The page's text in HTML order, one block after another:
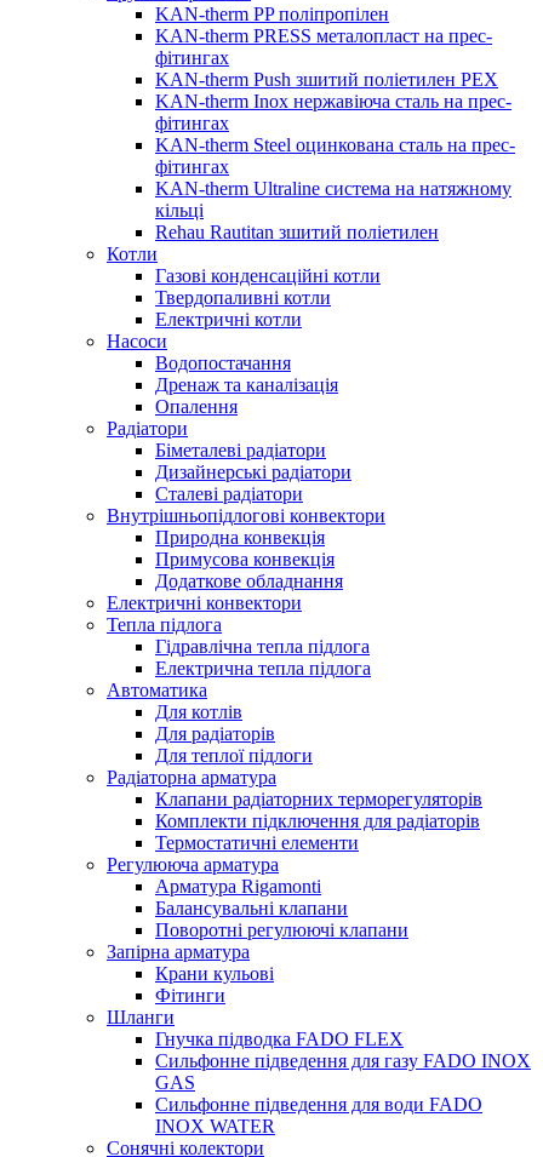
KAN-therm PP поліпропілен
KAN-therm PRESS металопласт на прес-
фітингах
KAN-therm Push зшитий поліетилен PEX
KAN-therm Inox нержавіюча сталь на прес-
фітингах
KAN-therm Steel оцинкована сталь на прес-
фітингах
KAN-therm Ultraline система на натяжному
кільці
Rehau Rautitan зшитий поліетилен
Котли
Газові конденсаційні котли
Твердопаливні котли
Електричні котли
Насоси
Водопостачання
Дренаж та каналізація
Опалення
Радіатори
Біметалеві радіатори
Дизайнерські радіатори
Сталеві радіатори
Внутрішньопідлогові конвектори
Природна конвекція
Примусова конвекція
Додаткове обладнання
Електричні конвектори
Тепла підлога
Гідравлічна тепла підлога
Електрична тепла підлога
Автоматика
Для котлів
Для радіаторів
Для теплої підлоги
Радіаторна арматура
Клапани радіаторних терморегуляторів
Комплекти підключення для радіаторів
Термостатичні елементи
Регулююча арматура
Арматура Rigamonti
Балансувальні клапани
Поворотні регулюючі клапани
Запірна арматура
Крани кульові
Фітинги
Шланги
Гнучка підводка FADO FLEX
Сильфонне підведення для газу FADO INOX
GAS
Сильфонне підведення для води FADO
INOX WATER
Сонячні колектори